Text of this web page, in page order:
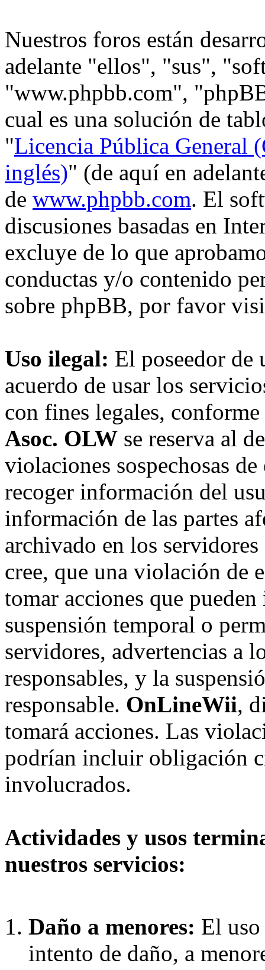
Nuestros foros están
adelante "ellos", "sus",
"www.phpbb.com",
cual es una solución de
"Licencia Pública General
inglés)" (de aquí en
de www.phpbb.com. El
discusiones basadas en
excluye de lo que
conductas y/o contenido
sobre phpBB, por favor
Uso ilegal: El poseedor de
acuerdo de usar los
con fines legales,
Asoc. OLW se reserva al
violaciones sospechosas
recoger información del
información de las partes
archivado en los
cree, que una violación de
tomar acciones que
suspensión temporal o
servidores, advertencias a
responsables, y la
responsable. OnLineWii,
tomará acciones. Las
podrían incluir obligación
involucrados.
Actividades y usos
nuestros servicios:
Daño a menores: El
intento de daño, a